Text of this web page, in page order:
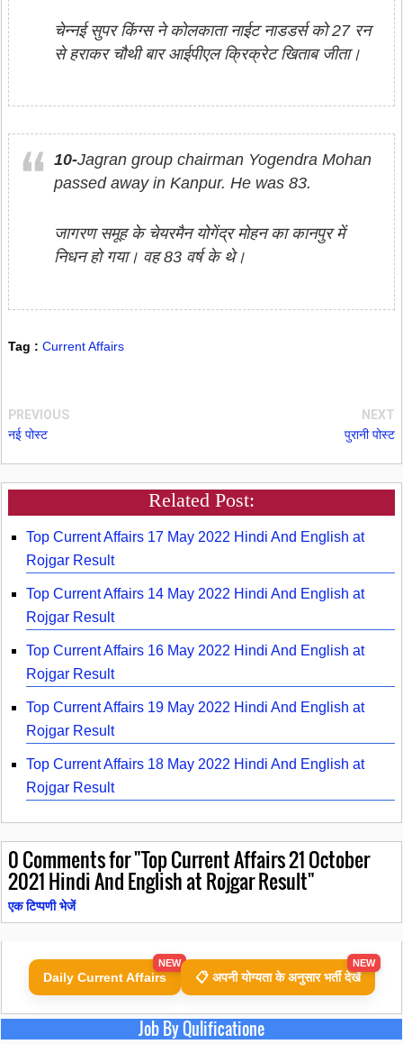
चेन्‍नई सुपर किंग्‍स ने कोलकाता नाईट नाडडर्स को 27 रन
से हराकर चौथी बार आईपीएल क्रिक्रेट खिताब जीता।
10-Jagran group chairman Yogendra Mohan
passed away in Kanpur. He was 83.
जागरण समूह के चेयरमैन योगेंद्र मोहन का कानपुर में
निधन हो गया। वह 83 वर्ष के थे।
Tag : Current Affairs
PREVIOUS
नई पोस्ट
NEXT
पुरानी पोस्ट
Related Post:
Top Current Affairs 17 May 2022 Hindi And English at
Rojgar Result
Top Current Affairs 14 May 2022 Hindi And English at
Rojgar Result
Top Current Affairs 16 May 2022 Hindi And English at
Rojgar Result
Top Current Affairs 19 May 2022 Hindi And English at
Rojgar Result
Top Current Affairs 18 May 2022 Hindi And English at
Rojgar Result
0Comments for "Top Current Affairs 21 October
2021 Hindi And English at Rojgar Result"
एक टिप्पणी भेजें
Daily Current Affairs
NEW
📋 अपनी योग्यता के अनुसार भर्ती देखें
NEW
Job By Qulificatione